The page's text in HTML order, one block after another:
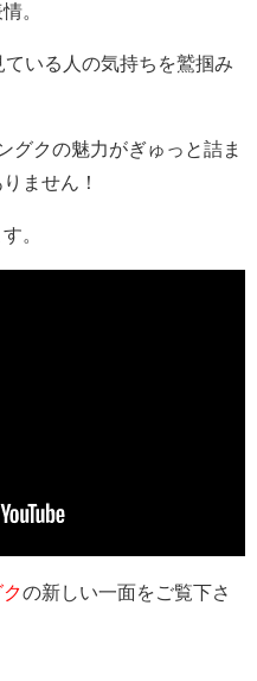
。
いる人の気持ちを鷲掴み
グクの魅力がぎゅっと詰ま
ません！
。
の新しい一面をご覧下さ